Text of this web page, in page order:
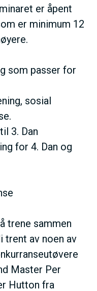
er åpent
er minimum 12
som passer for
sosial
3. Dan
for 4. Dan og
trene sammen
trent av noen av
Master Per
Hutton fra